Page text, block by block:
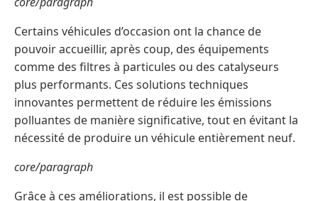
Certains véhicules d’occasion ont la chance de
pouvoir accueillir, après coup, des équipements
comme des filtres à particules ou des catalyseurs
plus performants. Ces solutions techniques
innovantes permettent de réduire les émissions
polluantes de manière significative, tout en évitant la
nécessité de produire un véhicule entièrement neuf.
core/paragraph
Grâce à ces améliorations, il est possible de